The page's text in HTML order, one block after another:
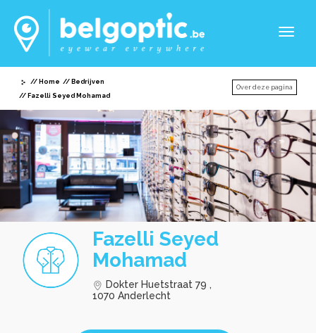
Home
Bedrijven
Fazelli Seyed Mohamad
Over deze pagina
Fazelli Seyed
Mohamad
Dokter Huetstraat 79 ,
1070 Anderlecht